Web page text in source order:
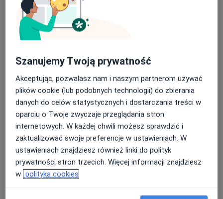
infekcje dróg moczowych
alergie
więcejO mnie
Zakres porad
Medycyna rodzinna
Główne obszary pomocy
Choroby dorosłych +154a11y_sr_more_diseases
Rodzaje konsultacji
Szanujemy Twoją prywatność
Akceptując, pozwalasz nam i naszym partnerom używać
plików cookie (lub podobnych technologii) do zbierania
danych do celów statystycznych i dostarczania treści w
oparciu o Twoje zwyczaje przeglądania stron
internetowych. W każdej chwili możesz sprawdzić i
zaktualizować swoje preferencje w ustawieniach. W
ustawieniach znajdziesz również linki do polityk
prywatności stron trzecich. Więcej informacji znajdziesz
w polityka cookies